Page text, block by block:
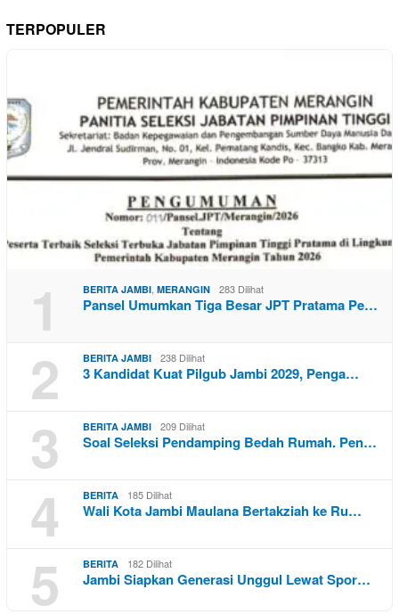
TERPOPULER
1 BERITA JAMBI, MERANGIN 283 Dilihat
Pansel Umumkan Tiga Besar JPT Pratama Pe…
2 BERITA JAMBI 238 Dilihat
3 Kandidat Kuat Pilgub Jambi 2029, Penga…
3 BERITA JAMBI 209 Dilihat
Soal Seleksi Pendamping Bedah Rumah. Pen…
4 BERITA 185 Dilihat
Wali Kota Jambi Maulana Bertakziah ke Ru…
5 BERITA 182 Dilihat
Jambi Siapkan Generasi Unggul Lewat Spor…